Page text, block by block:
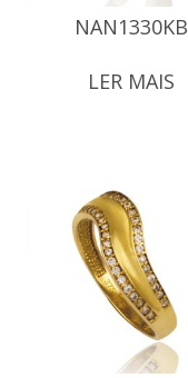
NAN1330KB
LER MAIS